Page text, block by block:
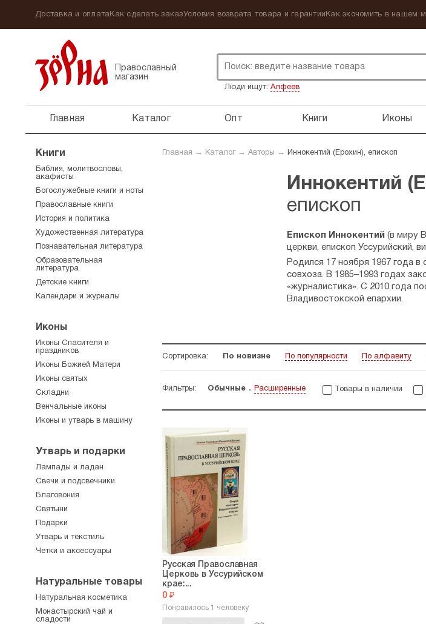
Доставка и оплатаКак сделать заказУсловия возврата товара и гарантии Как экономить в нашем
Православный
магазин
Люди ищут: Алфеев
Главная Каталог Опт Книги Иконы
Главная → Каталог→ Авторы → Иннокентий (Ерохин), епископ
Иннокентий
епископ
Епископ Иннокентий (в миру
церкви, епископ Уссурийский,
Родился 17 ноября 1967 года
совхоза. В 1985–1993 годах
«журналистика». С 2010 года
Владивостокской епархии.
Сортировка: По новизне По популярности По алфавиту
Фильтры: Обычные Расширенные Товары в наличии
Русская Православная
Церковь в Уссурийском
крае:...
0 ₽
Понравилось 1 человеку
Книги
Библия, молитвословы,
акафисты
Богослужебные книги и ноты
Православные книги
История и политика
Художественная литература
Познавательная литература
Образовательная
литература
Детские книги
Календари и журналы
Иконы
Иконы Спасителя и
праздников
Иконы Божией Матери
Иконы святых
Складни
Венчальные иконы
Иконы и утварь в машину
Утварь и подарки
Лампады и ладан
Свечи и подсвечники
Благовония
Святыни
Подарки
Утварь и текстиль
Четки и аксессуары
Натуральные товары
Натуральная косметика
Монастырский чай и
сладости